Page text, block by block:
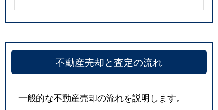
不動産売却と査定の流れ
一般的な不動産売却の流れを説明します。